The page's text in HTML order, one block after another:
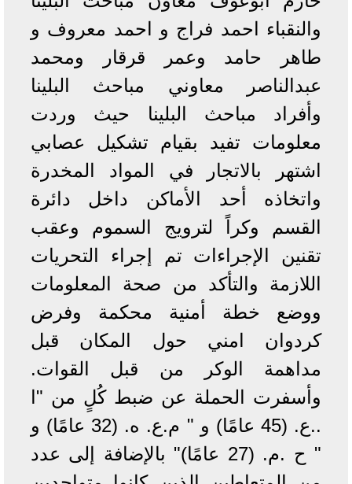
والنقباء احمد فراج و احمد معروف و
طاهر حامد وعمر قرقار ومحمد
عبدالناصر معاوني مباحث البلينا
وأفراد مباحث البلينا حيث وردت
معلومات تفيد بقيام تشكيل عصابي
اشتهر بالاتجار في المواد المخدرة
واتخاذه أحد الأماكن داخل دائرة
القسم وكراً لترويج السموم وعقب
تقنين الإجراءات تم إجراء التحريات
اللازمة والتأكد من صحة المعلومات
ووضع خطة أمنية محكمة وفرض
كردوان امني حول المكان قبل
مداهمة الوكر من قبل القوات.
وأسفرت الحملة عن ضبط كُلٍ من "ا
..ع. (45 عامًا) و " م.ع. ه. (32 عامًا) و
" ح .م. (27 عامًا)" بالإضافة إلى عدد